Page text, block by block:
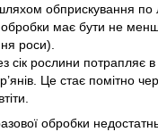
обприскування по
обробки має бути не
роси).
сік рослини потрапляє в
Це стає помітно
обробки